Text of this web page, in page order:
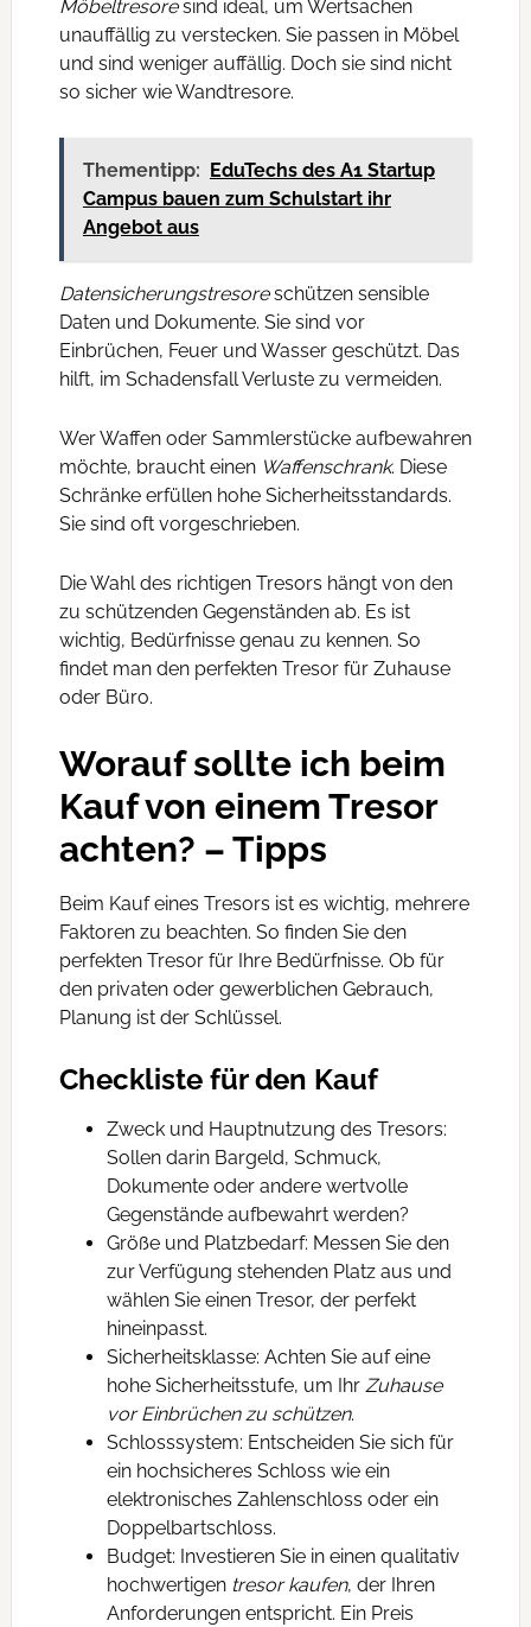
Möbeltresoresind ideal, um Wertsachen
unauffällig zu verstecken. Sie passen in Möbel
und sind weniger auffällig. Doch sie sind nicht
so sicher wie Wandtresore.
Thementipp: EduTechs des A1 Startup
Campus bauen zum Schulstart ihr
Angebot aus
Datensicherungstresoreschützen sensible
Daten und Dokumente. Sie sind vor
Einbrüchen, Feuer und Wasser geschützt. Das
hilft, im Schadensfall Verluste zu vermeiden.
Wer Waffen oder Sammlerstücke aufbewahren
möchte, braucht einen Waffenschrank. Diese
Schränke erfüllen hohe Sicherheitsstandards.
Sie sind oft vorgeschrieben.
Die Wahl des richtigen Tresors hängt von den
zu schützenden Gegenständen ab. Es ist
wichtig, Bedürfnisse genau zu kennen. So
findet man den perfekten Tresor für Zuhause
oder Büro.
Worauf sollte ich beim
Kauf von einem Tresor
achten? – Tipps
Beim Kauf eines Tresors ist es wichtig, mehrere
Faktoren zu beachten. So finden Sie den
perfekten Tresor für Ihre Bedürfnisse. Ob für
den privaten oder gewerblichen Gebrauch,
Planung ist der Schlüssel.
Checkliste für den Kauf
Zweck und Hauptnutzung des Tresors:
Sollen darin Bargeld, Schmuck,
Dokumente oder andere wertvolle
Gegenstände aufbewahrt werden?
Größe und Platzbedarf: Messen Sie den
zur Verfügung stehenden Platz aus und
wählen Sie einen Tresor, der perfekt
hineinpasst.
Sicherheitsklasse: Achten Sie auf eine
hohe Sicherheitsstufe, um Ihr Zuhause
vor Einbrüchen zu schützen.
Schlosssystem: Entscheiden Sie sich für
ein hochsicheres Schloss wie ein
elektronisches Zahlenschloss oder ein
Doppelbartschloss.
Budget: Investieren Sie in einen qualitativ
hochwertigen tresor kaufen, der Ihren
Anforderungen entspricht. Ein Preis